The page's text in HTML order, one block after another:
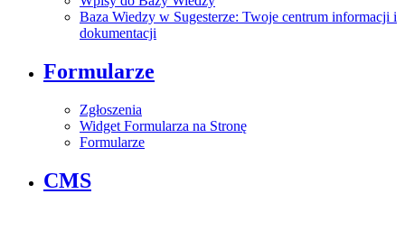
Baza Wiedzy w Sugesterze: Twoje centrum informacji i
dokumentacji
Formularze
Zgłoszenia
Widget Formularza na Stronę
Formularze
CMS